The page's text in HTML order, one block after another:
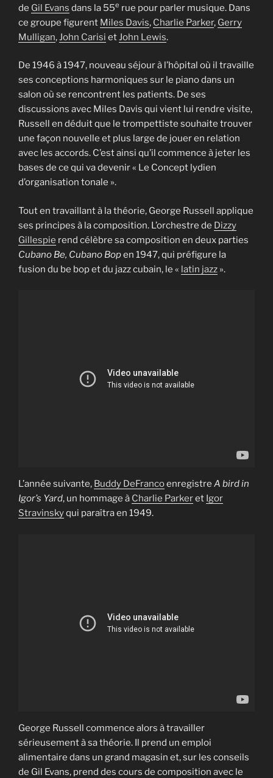
de Gil Evans dans la 55e rue pour parler musique. Dans
ce groupe figurent Miles Davis, Charlie Parker, Gerry
Mulligan,John Carisi etJohn Lewis.
De 1946 à 1947, nouveau séjour à l’hôpital où il travaille
ses conceptions harmoniques sur le piano dans un
salon où se rencontrent les patients. De ses
discussions avec Miles Davis qui vient lui rendre visite,
Russell en déduit que le trompettiste souhaite trouver
une façon nouvelle et plus large de jouer en relation
avec les accords. C’est ainsi qu’il commence à jeter les
bases de ce qui va devenir « Le Concept lydien
d’organisation tonale ».
Tout en travaillant à la théorie, George Russell applique
ses principes à la composition. L’orchestre de Dizzy
Gillespie rend célèbre sa composition en deux parties
Cubano Be, Cubano Bopen 1947, qui préfigure la
fusion du be bop et du jazz cubain, le « latin jazz ».
L’année suivante, Buddy DeFrancoenregistre A bird in
Igor’s Yard, un hommage à Charlie Parkeret Igor
Stravinskyqui paraîtra en 1949.
George Russell commence alors à travailler
sérieusement à sa théorie. Il prend un emploi
alimentaire dans un grand magasin et, sur les conseils
de Gil Evans, prend des cours de composition avec le